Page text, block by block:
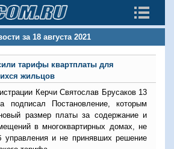
за 18 августа 2021
тарифы квартплаты для
жильцов
Керчи Святослав Брусаков 13
подписал Постановление, которым
размер платы за содержание и
в многоквартирных домах, не
управления и не принявших решение